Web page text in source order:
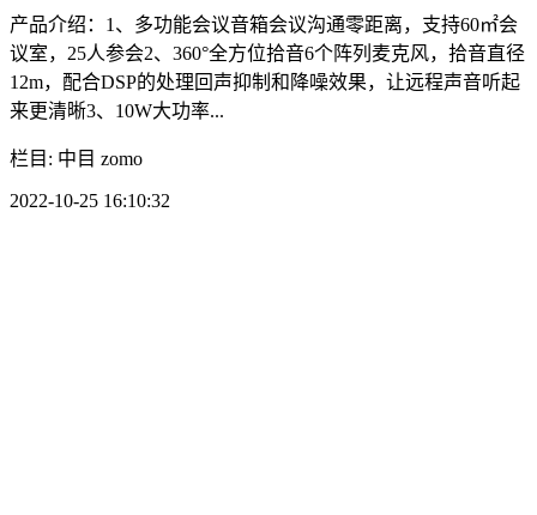
产品介绍：1、多功能会议音箱会议沟通零距离，支持60㎡会
议室，25人参会2、360°全方位拾音6个阵列麦克风，拾音直径
12m，配合DSP的处理回声抑制和降噪效果，让远程声音听起
来更清晰3、10W大功率...
栏目: 中目 zomo
2022-10-25 16:10:32